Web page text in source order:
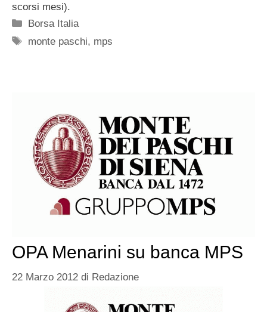
scorsi mesi).
Categorie
Borsa Italia
Tag
monte paschi, mps
OPA Menarini su banca MPS
22 Marzo 2012 di Redazione